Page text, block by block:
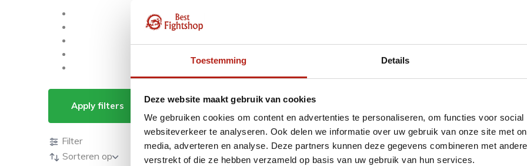
Toestemming Details
Deze website maakt gebruik van cookies
We gebruiken cookies om content en advertenties te personaliseren, om functies voor
websiteverkeer te analyseren. Ook delen we informatie over uw gebruik van onze site met
media, adverteren en analyse. Deze partners kunnen deze gegevens combineren met
verstrekt of die ze hebben verzameld op basis van uw gebruik van hun services.
Apply filters Producten getagd met badge borduren
Producten
Filter
Sorteren op